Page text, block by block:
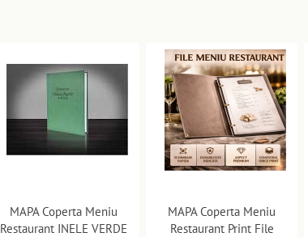
MAPA Coperta Meniu
Restaurant INELE VERDE
MAPA Coperta Meniu
Restaurant Print File